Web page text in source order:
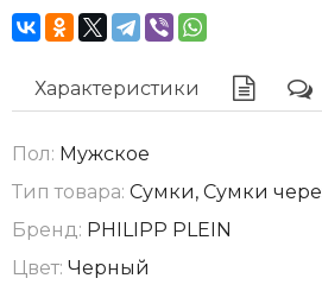
Характеристики
Пол: Мужское
Тип товара: Сумки, Сумки
Бренд: PHILIPP PLEIN
Цвет: Черный